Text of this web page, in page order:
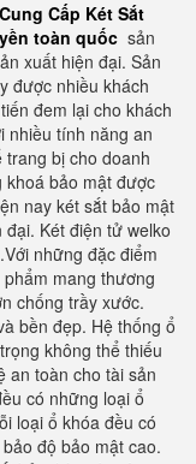
Cấp Két Sắt
toàn quốc sản
xuất hiện đại. Sản
được nhiều khách
đem lại cho khách
nhiều tính năng an
bị cho doanh
khoá bảo mật được
nay két sắt bảo mật
Két điện tử welko
những đặc điểm
mang thương
chống trầy xước.
bền đẹp. Hệ thống ổ
không thể thiếu
an toàn cho tài sản
có những loại ổ
loại ổ khóa đều có
độ bảo mật cao.